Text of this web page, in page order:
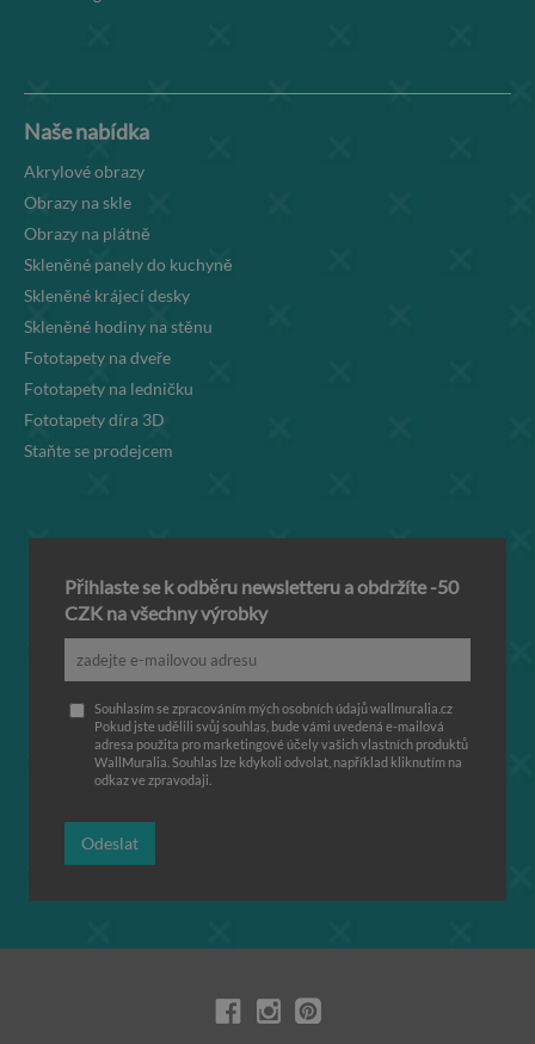
Naše nabídka
Akrylové obrazy
Obrazy na skle
Obrazy na plátně
Skleněné panely do kuchyně
Skleněné krájecí desky
Skleněné hodiny na stěnu
Fototapety na dveře
Fototapety na ledničku
Fototapety díra 3D
Staňte se prodejcem
Přihlaste se k odběru newsletteru a obdržíte -50
CZK na všechny výrobky
Souhlasím se zpracováním mých osobních údajů wallmuralia.cz
Pokud jste udělili svůj souhlas, bude vámi uvedená e-mailová
adresa použita pro marketingové účely vašich vlastních produktů
WallMuralia. Souhlas lze kdykoli odvolat, například kliknutím na
odkaz ve zpravodaji.
Odeslat